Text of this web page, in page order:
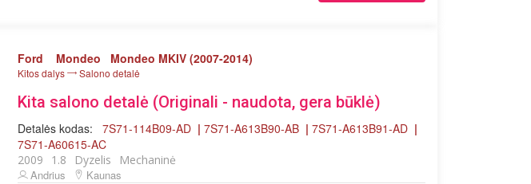
Ford Mondeo Mondeo MKIV (2007-2014)
Kitos dalys Salono detalė
Kita salono detalė (Originali - naudota, gera būklė)
Detalės kodas: 7S71-114B09-AD | 7S71-A613B90-AB | 7S71-A613B91-AD |
7S71-A60615-AC
2009 1.8 Dyzelis
Mechaninė
Andrius
Kaunas